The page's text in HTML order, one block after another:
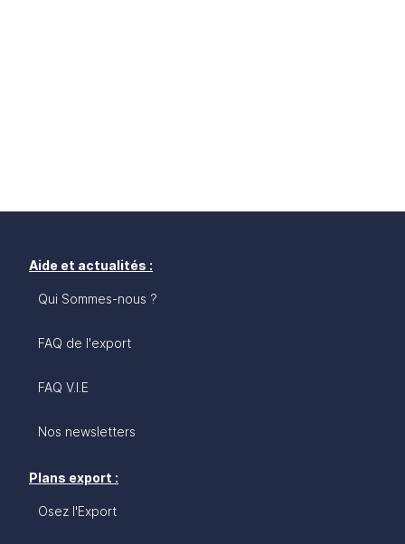
Aide et actualités :
Qui Sommes-nous ?
FAQ de l'export
FAQ V.I.E
Nos newsletters
Plans export :
Osez l'Export